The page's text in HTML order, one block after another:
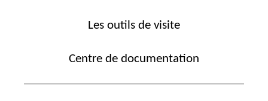
Les outils de visite
Centre de documentation